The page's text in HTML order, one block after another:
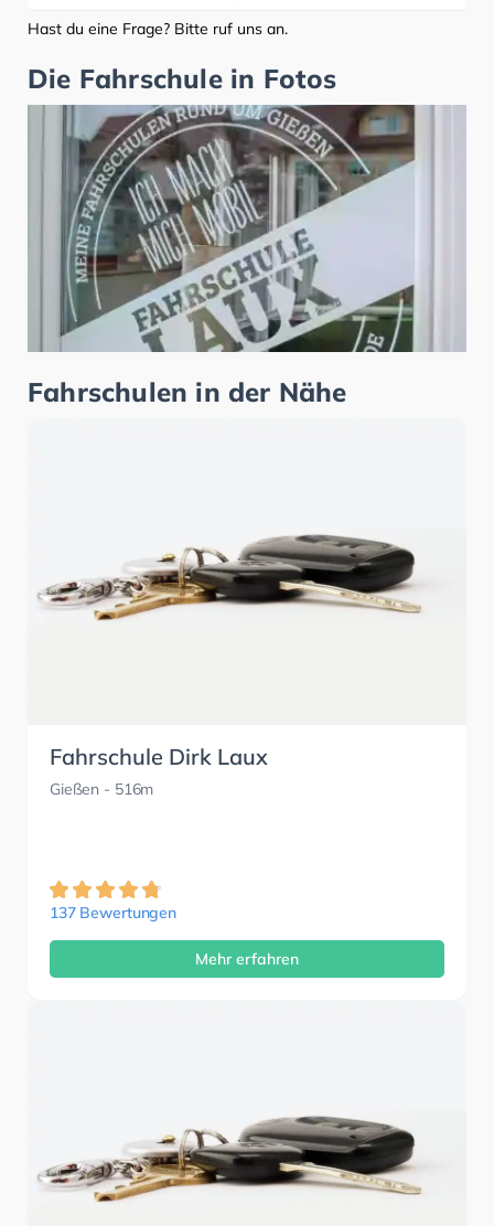
Hast du eine Frage? Bitte ruf uns an.
Die Fahrschule in Fotos
Fahrschulen in der Nähe
Fahrschule Dirk Laux
Gießen - 516m
137 Bewertungen
Mehr erfahren